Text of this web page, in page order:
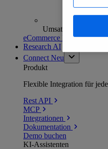
Umsatzanalysen und
eCommerce Insights
Research AI
Connect Neu
Produkt
Flexible Integration für
Rest API
MCP
Integrationen
Dokumentation
Demo buchen
KI-Assistenten